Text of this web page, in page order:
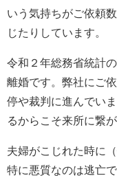
いう気持ちがご依頼
じたりしています。
令和２年総務省統計
離婚です。弊社にご
停や裁判に進んでい
るからこそ来所に繋
夫婦がこじれた時に
特に悪質なのは逃亡